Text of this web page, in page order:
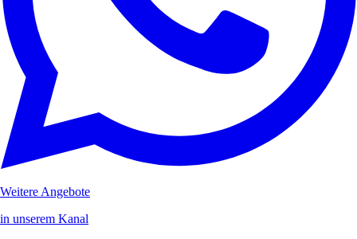
Weitere Angebote
in unserem Kanal